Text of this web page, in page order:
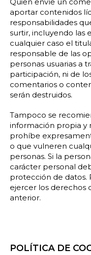
aportar contenidos
responsabilidades
surtir, incluyendo las
cualquier caso el
responsable de las
personas usuarias a
participación, ni de
comentarios o
serán destruidos.
Tampoco se
información propia y
prohíbe
o que vulneren
personas. Si la
carácter personal
protección de datos.
ejercer los derechos
anterior.
POLÍTICA DE